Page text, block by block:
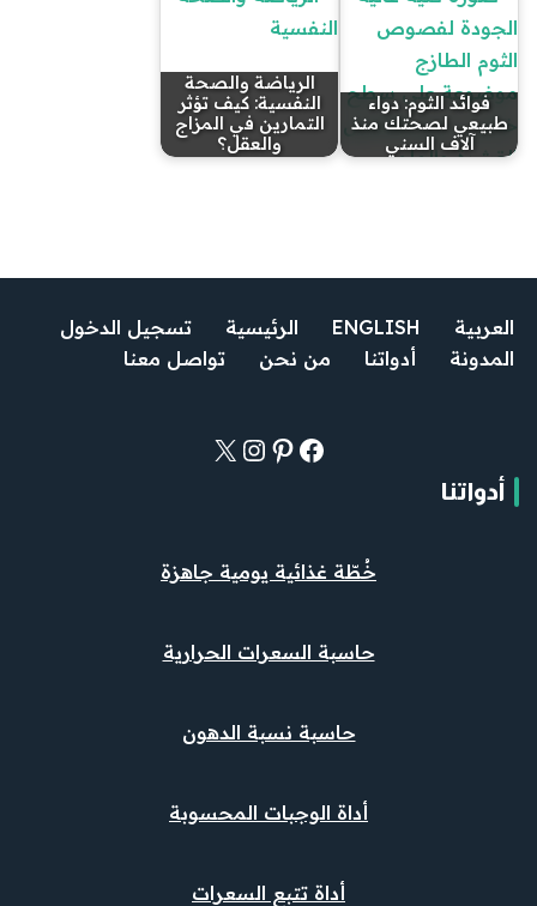
فوائد الثوم: دواء
طبيعي لصحتك منذ
آلاف السني
الرياضة والصحة
النفسية: كيف تؤثر
التمارين في المزاج
والعقل؟
العربية ENGLISH الرئيسية
تسجيل الدخول
المدونة
أدواتنا من نحن تواصل معنا
أدواتنا
خُطّة غذائية يومية جاهزة
حاسبة السعرات الحرارية
حاسبة نسبة الدهون
أداة الوجبات المحسوبة
أداة تتبع السعرات